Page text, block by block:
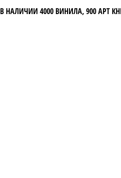
В НАЛИЧИИ 4000 ВИНИЛА, 900 АРТ